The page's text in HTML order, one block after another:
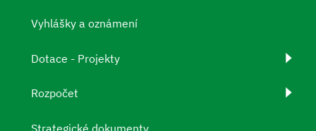
Vyhlášky a oznámení
Dotace - Projekty
Rozpočet
Strategické dokumenty